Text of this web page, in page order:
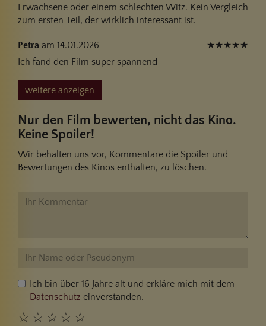
Erwachsene oder einem schlechten Witz. Kein Vergleich
zum ersten Teil, der wirklich interessant ist.
Petra am 14.01.2026 ★★★★★
Ich fand den Film super spannend
weitere anzeigen
Nur den Film bewerten, nicht das Kino.
Keine Spoiler!
Wir behalten uns vor, Kommentare die Spoiler und
Bewertungen des Kinos enthalten, zu löschen.
Ich bin über 16 Jahre alt und erkläre mich mit dem
Datenschutz einverstanden.
☆
☆
☆
☆
☆